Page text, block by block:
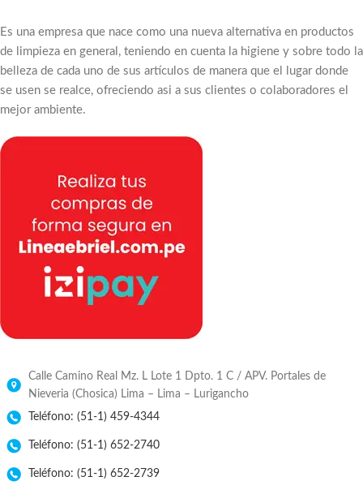
Es una empresa que nace como una nueva alternativa en productos
de limpieza en general, teniendo en cuenta la higiene y sobre todo la
belleza de cada uno de sus artículos de manera que el lugar donde
se usen se realce, ofreciendo asi a sus clientes o colaboradores el
mejor ambiente.
Calle Camino Real Mz. L Lote 1 Dpto. 1 C / APV. Portales de
Nieveria (Chosica) Lima – Lima – Lurigancho
Teléfono: (51-1) 459-4344
Teléfono: (51-1) 652-2740
Teléfono: (51-1) 652-2739